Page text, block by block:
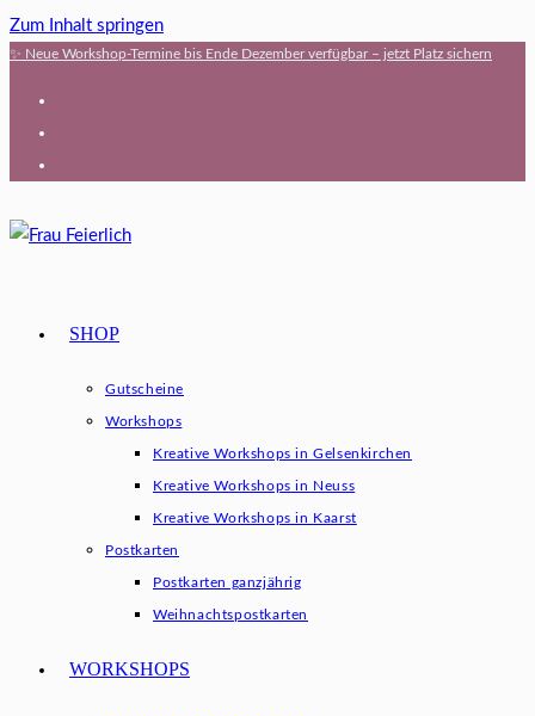
Zum Inhalt springen
✨ Neue Workshop-Termine bis Ende Dezember verfügbar – jetzt Platz sichern
SHOP
Gutscheine
Workshops
Kreative Workshops in Gelsenkirchen
Kreative Workshops in Neuss
Kreative Workshops in Kaarst
Postkarten
Postkarten ganzjährig
Weihnachtspostkarten
WORKSHOPS